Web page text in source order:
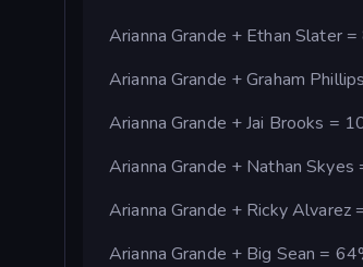
Arianna Grande + Ethan Slater
Arianna Grande + Graham
Arianna Grande + Jai Brooks =
Arianna Grande + Nathan Skyes
Arianna Grande + Ricky Alvarez
Arianna Grande + Big Sean =